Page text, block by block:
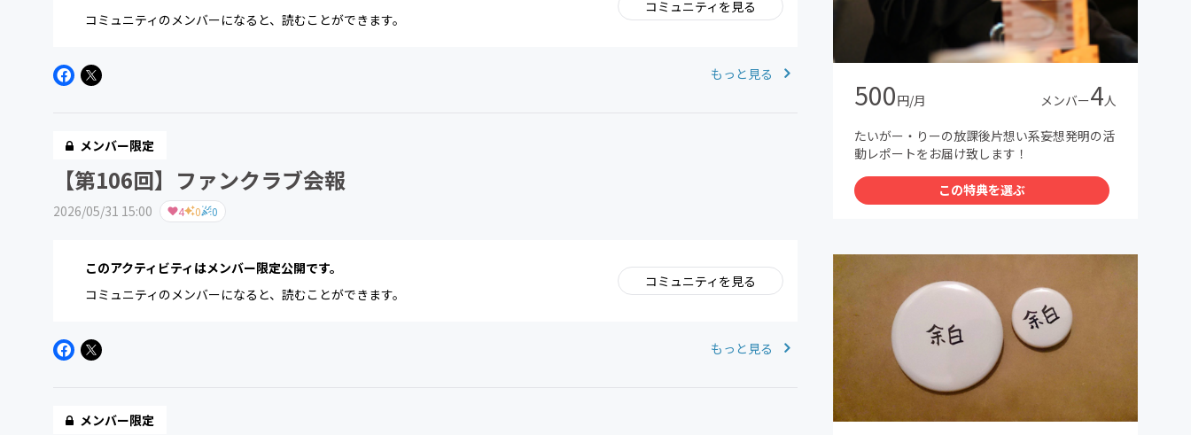
コミュニティのメンバーになると、読むことができます。
コミュニティを見る
もっと見る
メンバー限定
【第106回】ファンクラブ会報
2026/05/31 15:00 4 0 0
このアクティビティはメンバー限定公開です。
コミュニティのメンバーになると、読むことができます。
コミュニティを見る
もっと見る
メンバー限定
500円/月 メンバー4人
たいがー・りーの放課後片想い系妄想発明の活
動レポートをお届け致します！
この特典を選ぶ